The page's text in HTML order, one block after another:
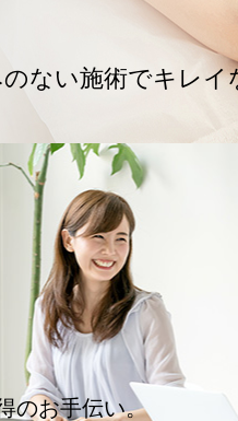
ない施術でキレイ
のお手伝い。